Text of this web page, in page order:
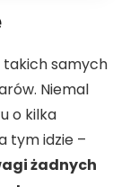
takich samych
Niemal
o kilka
tym idzie –
żadnych